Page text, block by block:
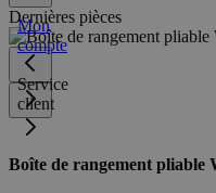
Mon
compte
Service
client
Dernières pièces
Boîte de rangement pliable